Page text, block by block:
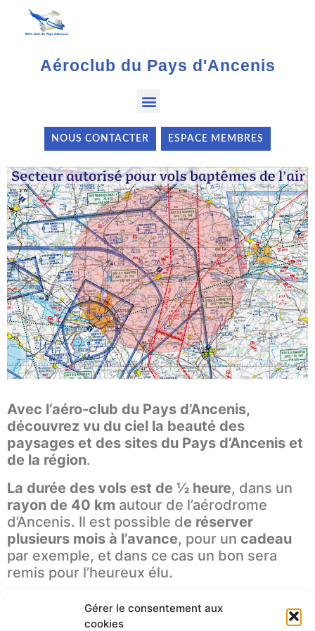
Gérer le consentement aux
cookies
Aéroclub du Pays d'Ancenis
NOUS CONTACTER ESPACE MEMBRES
Avec l’aéro-club du Pays d’Ancenis,
découvrez vu du ciel la beauté des
paysages et des sites du Pays d’Ancenis et
de la région.
La durée des vols est de ½ heure, dans un
rayon de 40 km autour de l’aérodrome
d’Ancenis. Il est possible de réserver
plusieurs mois à l’avance, pour un cadeau
par exemple, et dans ce cas un bon sera
remis pour l’heureux élu.
Exemple de circuit pour les baptêmes 2 ou 3
personnes :